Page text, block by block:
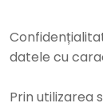
datele cu
Prin utilizarea